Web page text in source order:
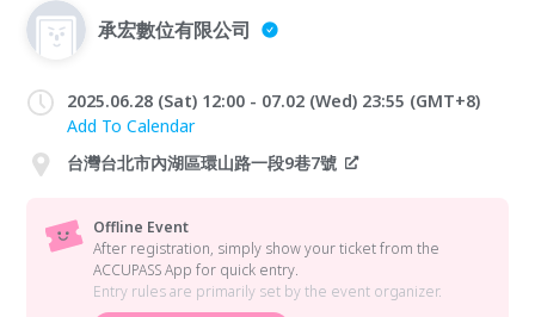
承宏數位有限公司
2025.06.28 (Sat) 12:00 - 07.02 (Wed) 23:55 (GMT+8)
Add To Calendar
台灣台北市內湖區環山路一段9巷7號
Offline Event
After registration, simply show your ticket from the
ACCUPASS App for quick entry.
Entry rules are primarily set by the event organizer.